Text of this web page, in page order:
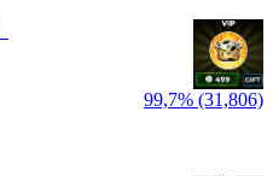
99,7% (31,806)